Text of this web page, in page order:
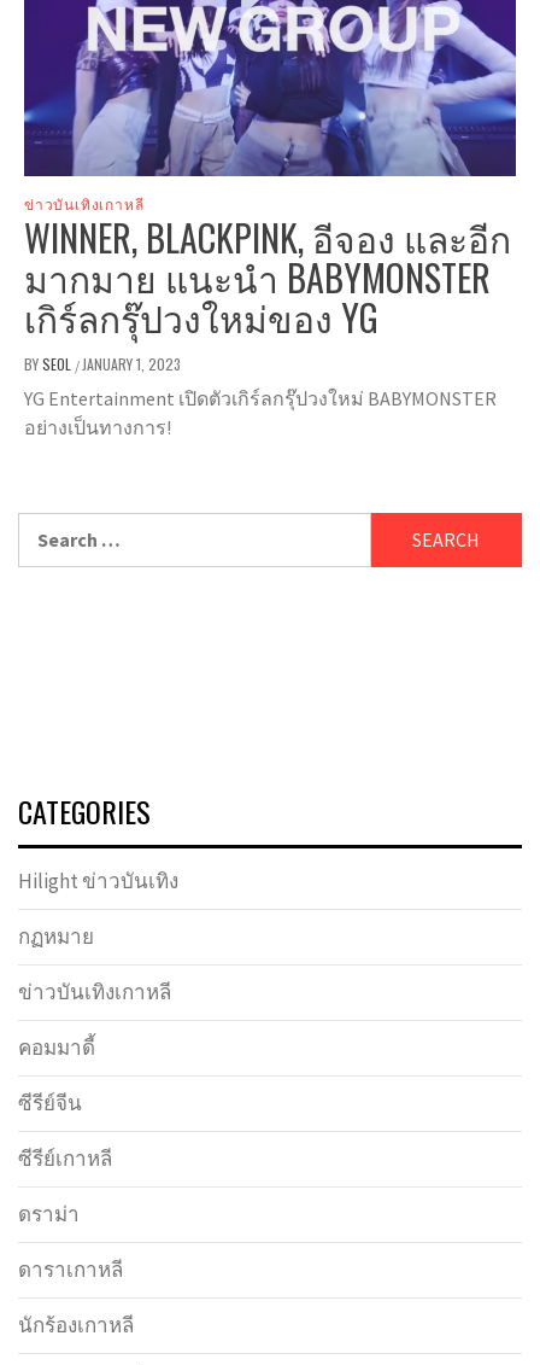
ข่าวบันเทิงเกาหลี
WINNER, BLACKPINK, อีจอง และอีก
มากมาย แนะนำ BABYMONSTER
เกิร์ลกรุ๊ปวงใหม่ของ YG
BYSEOL / JANUARY 1, 2023
YG Entertainment เปิดตัวเกิร์ลกรุ๊ปวงใหม่ BABYMONSTER
อย่างเป็นทางการ!
for:
CATEGORIES
Hilight ข่าวบันเทิง
กฏหมาย
ข่าวบันเทิงเกาหลี
คอมมาดี้
ซีรีย์จีน
ซีรีย์เกาหลี
ดราม่า
ดาราเกาหลี
นักร้องเกาหลี